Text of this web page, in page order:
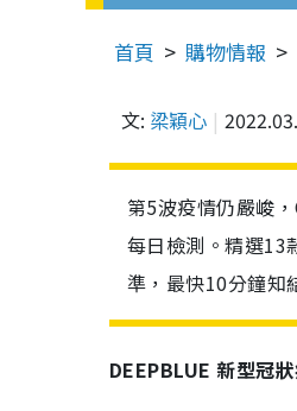
首頁 購物情報
文: 梁穎心
第5波疫情仍嚴峻
每日檢測。精選13
準，最快10分鐘知
DEEPBLUE 新型冠